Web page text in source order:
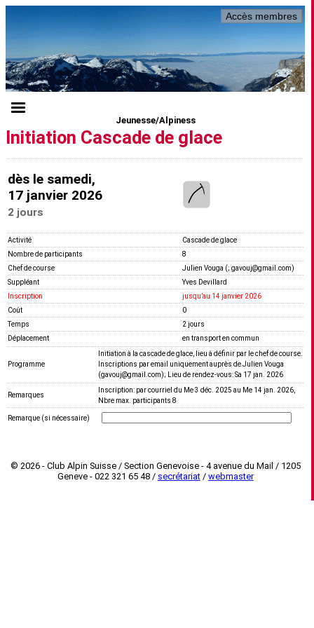
Accès membres
Jeunesse/Alpiness
Initiation Cascade de glace
dès le samedi,
17 janvier 2026
2 jours
Activité
Cascade de glace
Nombre de participants
8
Chef de course
Julien Vouga (; gavouj@gmail.com)
Suppléant
Yves Devillard
Inscription
jusquʼau 14 janvier 2026
Coût
0
Temps
2 jours
Déplacement
en transport en commun
Programme
Initiation à la cascade de glace, lieu à définir par le chef de course.
Inscriptions par email uniquement auprès de Julien Vouga
(gavouj@gmail.com); Lieu de rendez-vous: Sa 17 jan. 2026
Remarques
Inscription: par courriel du Me 3 déc. 2025 au Me 14 jan. 2026,
Nbre max. participants 8
Remarque (si nécessaire)
© 2026 - Club Alpin Suisse / Section Genevoise - 4 avenue du Mail / 1205
Geneve - 022 321 65 48 / secrétariat/ webmaster